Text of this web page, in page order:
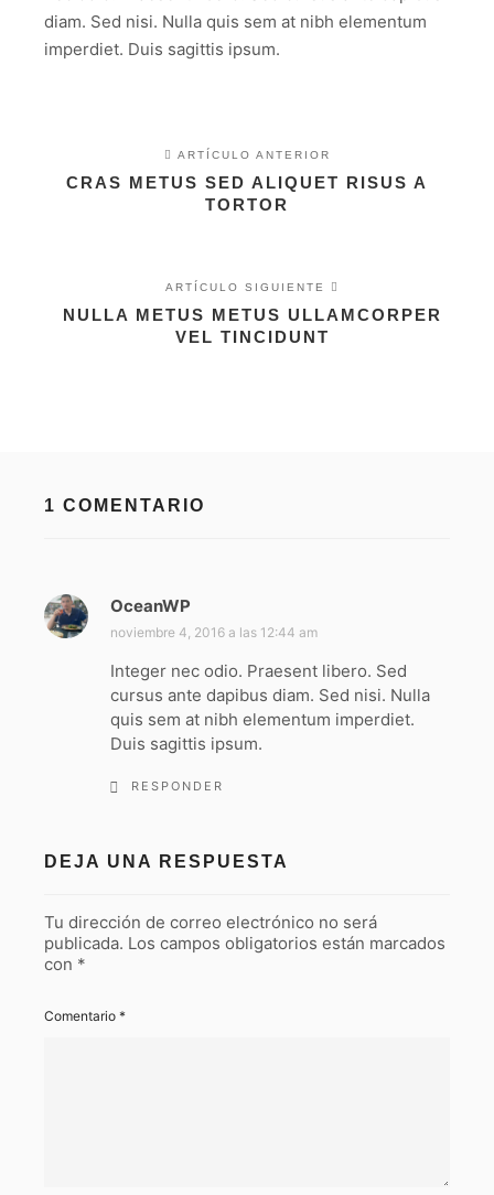
diam. Sed nisi. Nulla quis sem at nibh elementum
imperdiet. Duis sagittis ipsum.
ARTÍCULO ANTERIOR
CRAS METUS SED ALIQUET RISUS A
TORTOR
ARTÍCULO SIGUIENTE
NULLA METUS METUS ULLAMCORPER
VEL TINCIDUNT
1 COMENTARIO
OceanWP
e
:
noviembre 4, 2016 a las 12:44 am
Integer nec odio. Praesent libero. Sed
cursus ante dapibus diam. Sed nisi. Nulla
quis sem at nibh elementum imperdiet.
Duis sagittis ipsum.
RESPONDER
DEJA UNA RESPUESTA
Tu dirección de correo electrónico no será
publicada. Los campos obligatorios están marcados
con *
Comentario *